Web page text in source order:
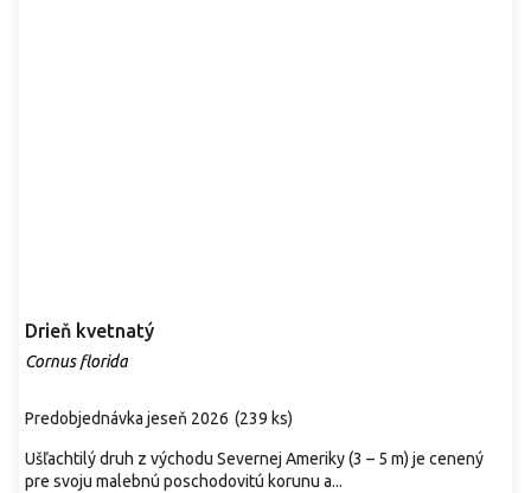
Drieň kvetnatý
Cornus florida
Predobjednávka jeseň 2026 (239 ks)
Ušľachtilý druh z východu Severnej Ameriky (3 – 5 m) je cenený
pre svoju malebnú poschodovitú korunu a...